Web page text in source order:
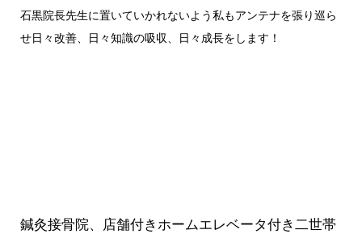
石黒院長先生に置いていかれないよう私もアンテナを張り巡ら
せ日々改善、日々知識の吸収、日々成長をします！
鍼灸接骨院、店舗付きホームエレベータ付き二世帯